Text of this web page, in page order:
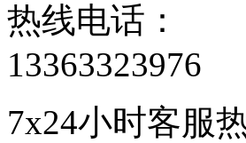
热线电话：
13363323976
7x24小时客服